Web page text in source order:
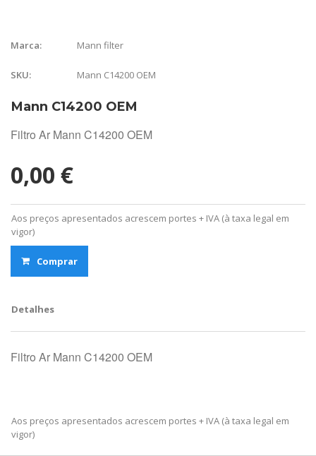
Marca: Mann filter
SKU: Mann C14200 OEM
Mann C14200 OEM
Filtro Ar Mann C14200 OEM
0,00 €
Aos preços apresentados acrescem portes + IVA (à taxa legal em
vigor)
Comprar
Detalhes
Filtro Ar Mann C14200 OEM
Aos preços apresentados acrescem portes + IVA (à taxa legal em
vigor)